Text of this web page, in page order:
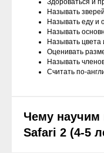
Здороваться и
Называть
Называть еду и
Называть
Называть
Оценивать
Называть
Считать по-
Чему научим
Safari 2 (4-5